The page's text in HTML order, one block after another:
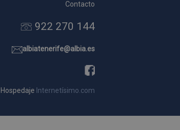
Contacto
922 270 144
albiatenerife@albia.es
Hospedaje Internetísimo.com